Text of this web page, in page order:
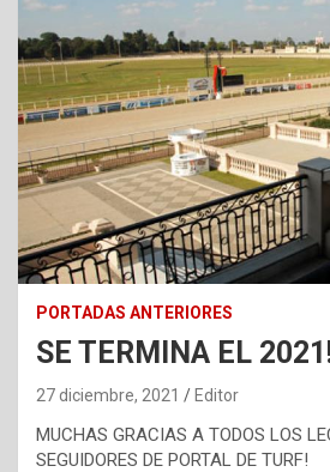
PORTADAS ANTERIORES
SE TERMINA EL
27 diciembre, 2021 Editor
MUCHAS GRACIAS A TODOS LOS
SEGUIDORES DE PORTAL DE TURF!